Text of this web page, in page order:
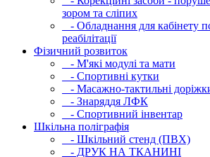
зором та сліпих
- Обладнання для кабінету
реабілітації
Фізичний розвиток
- М'які модулi та мати
- Спортивні кутки
- Масажно-тактильні
- Знаряддя ЛФК
- Спортивний інвентар
Шкільна поліграфія
- Шкільний стенд (ПВХ)
- ДРУК НА ТКАНИНІ